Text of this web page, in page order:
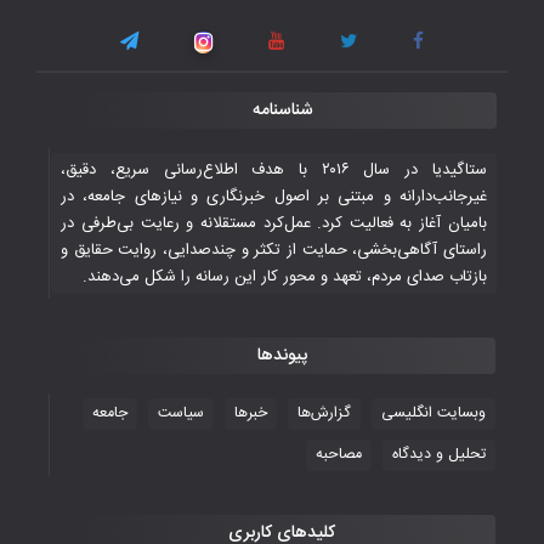
تاریخی ایران
جوانان فوتسالیست کشور با گلباران تایلند به
فینال رفتند
۲۸ October ۲۰۲۵
با شکست چین، فوتسال‌بازان جوان
۲۶ October ۲۰۲۵
شناسنامه
ستاگیدیا در سال ۲۰۱۶ با هدف اطلاع‌رسانی سریع، دقیق،
غیرجانب‌دارانه و مبتنی بر اصول خبرنگاری و نیازهای جامعه، در
بامیان آغاز به فعالیت کرد. عمل‌کرد مستقلانه و رعایت بی‌طرفی در
راستای آگاهی‌بخشی، حمایت از تکثر و چندصدایی، روایت حقایق و
بازتاب صدای مردم، تعهد و محور کار این رسانه را شکل می‌دهند.
پیوندها
وبسایت انگلیسی گزارش‌ها خبرها سیاست
جامعه
تحلیل و دیدگاه
مصاحبه
کلیدهای کاربری